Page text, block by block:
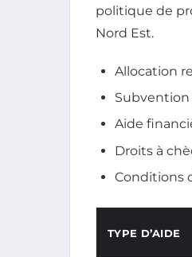
politique de
Nord Est.
Allocation
Aide
Droits à
Conditions
TYPE D’AIDE